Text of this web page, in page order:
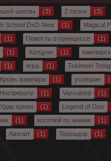
школы (3) 2 сезон (3)
School DxD New (1) Magical
(1) Повесть о принцессе (1)
(1) Хатцуне (1)
(1) игра (1) Tokimeki
вампира (1) усопшие
Носферату (1) Vassalord (1)
крови (1) Legend of Duo
(1) косплей по аниме (1)
Авелит (1) Тореадор (1)